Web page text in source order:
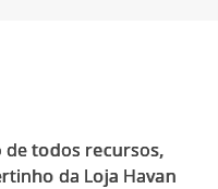
todos recursos,
da Loja Havan